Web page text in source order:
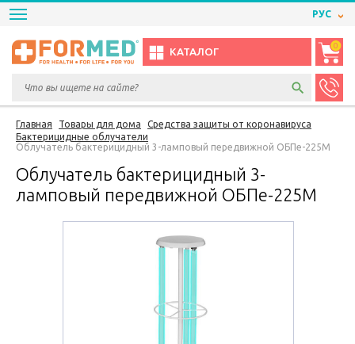
РУС
КАТАЛОГ
0
Главная Товары для дома
Средства защиты от коронавируса
Бактерицидные облучатели
Облучатель бактерицидный 3-ламповый передвижной ОБПе-225М
Облучатель бактерицидный 3-
ламповый передвижной ОБПе-225М